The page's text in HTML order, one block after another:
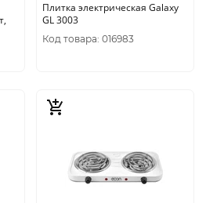
Плитка электрическая Galaxy
GL 3003
Код товара: 016983